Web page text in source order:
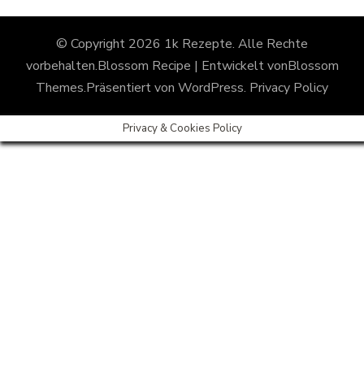
© Copyright 2026 1k Rezepte. Alle Rechte
vorbehalten.Blossom Recipe | Entwickelt vonBlossom
Themes.Präsentiert von WordPress. Privacy Policy
Privacy & Cookies Policy